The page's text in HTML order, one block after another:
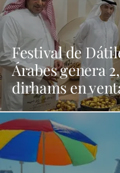
Festival de
Árabes genera
dirhams en